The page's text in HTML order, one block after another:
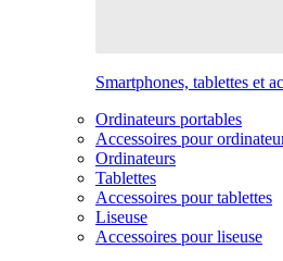
Smartphones, tablettes et
Ordinateurs portables
Accessoires pour
Ordinateurs
Tablettes
Accessoires pour tablettes
Liseuse
Accessoires pour liseuse